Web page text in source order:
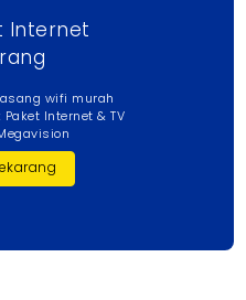
Internet
wifi murah
Internet & TV